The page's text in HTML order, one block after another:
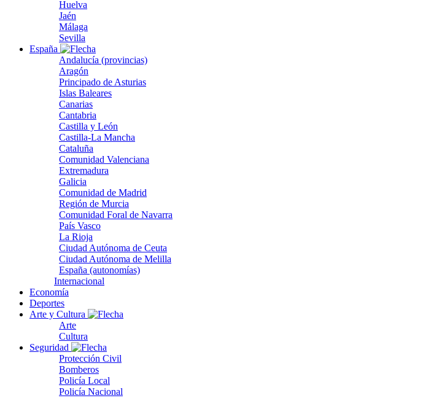
Huelva
Jaén
Málaga
Sevilla
España
Andalucía (provincias)
Aragón
Principado de Asturias
Islas Baleares
Canarias
Cantabria
Castilla y León
Castilla-La Mancha
Cataluña
Comunidad Valenciana
Extremadura
Galicia
Comunidad de Madrid
Región de Murcia
Comunidad Foral de Navarra
País Vasco
La Rioja
Ciudad Autónoma de Ceuta
Ciudad Autónoma de Melilla
España (autonomías)
Internacional
Economía
Deportes
Arte y Cultura
Arte
Cultura
Seguridad
Protección Civil
Bomberos
Policía Local
Policía Nacional